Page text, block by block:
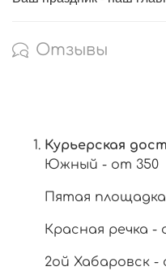
Отзывы
Курьерская
Южный - от 350
Пятая
Красная речка -
2ой Хабаровск -